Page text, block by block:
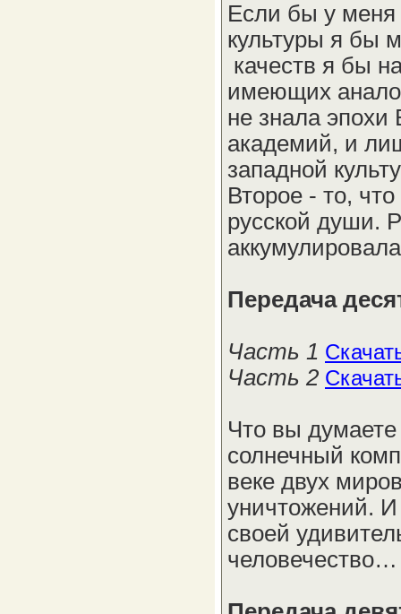
Если бы у меня
культуры я бы
качеств я бы
имеющих
не знала эпохи
академий, и
западной
Второе - то,
русской души.
Передача
Часть 1
Часть 2
Что вы
солнечный
веке двух
уничтожений.
своей
человечество…